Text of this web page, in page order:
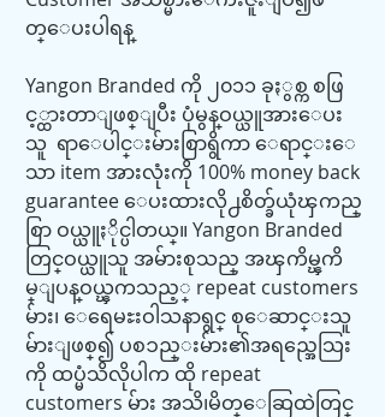
တ္ေပးပါရန္
Yangon Branded ကို ၂၀၁၁ ခုႏွစ္က စဖြ
င့္ထားတာျဖစ္ျပီး ပုံမွန္ဝယ္ယူအားေပး
သူ ရာေပါင္းမ်ားစြာရွိကာ ေရာင္းေ
သာ item အားလုံးကို 100% money back
guarantee ေပးထားလို႕စိတ္ခ်ယုံၾကည္
စြာ ဝယ္ယူႏိုင္ပါတယ္။ Yangon Branded
တြင္ဝယ္ယူသူ အမ်ားစုသည္ အၾကိမ္ၾကိ
မ္ျပန္ဝယ္ၾကသည့္ repeat customers
မ်ား၊ ေရေမႊးဝါသနာရွင္ စုေဆာင္းသူ
မ်ားျဖစ္၍ ပစၥည္းမ်ား၏အရည္အေသြး
ကို ထပ္မံသိလိုပါက ထို repeat
customers မ်ား အသိ၊မိတ္ေဆြထဲတြင္